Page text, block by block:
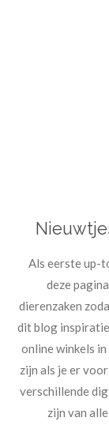
Als eerste up-
deze
dierenzaken
dit blog
online winkels
zijn als je er
verschillende
zijn van